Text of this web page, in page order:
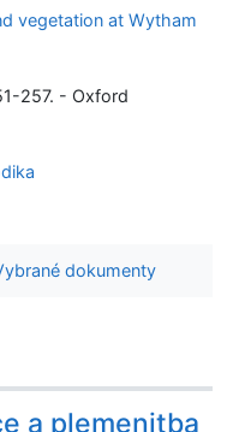
vegetation at Wytham
257. - Oxford
dokumenty
a plemenitba